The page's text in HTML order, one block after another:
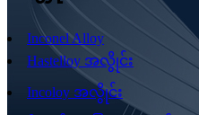
Inconel Alloy
Hastelloy အလွိုင်း
Incoloy အလွိုင်း